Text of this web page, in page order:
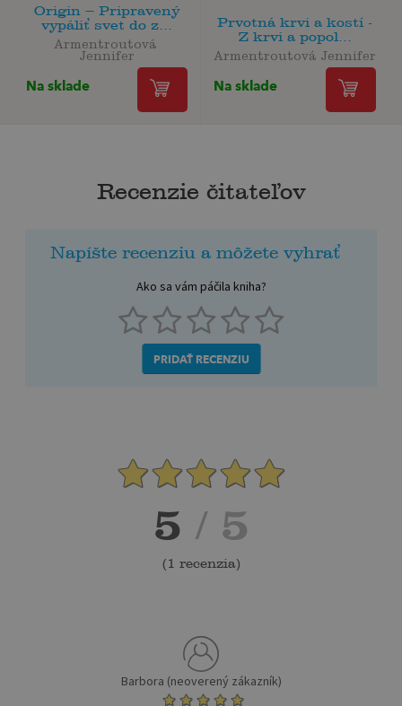
Origin – Pripravený
vypáliť svet do z...
Armentroutová
Jennifer
Na sklade
Prvotná krvi a kostí -
Z krvi a popol...
Armentroutová Jennifer
Na sklade
Recenzie čitateľov
Napíšte recenziu a môžete vyhrať
Ako sa vám páčila kniha?
PRIDAŤ RECENZIU
5 / 5
(1 recenzia)
Barbora (neoverený zákazník)